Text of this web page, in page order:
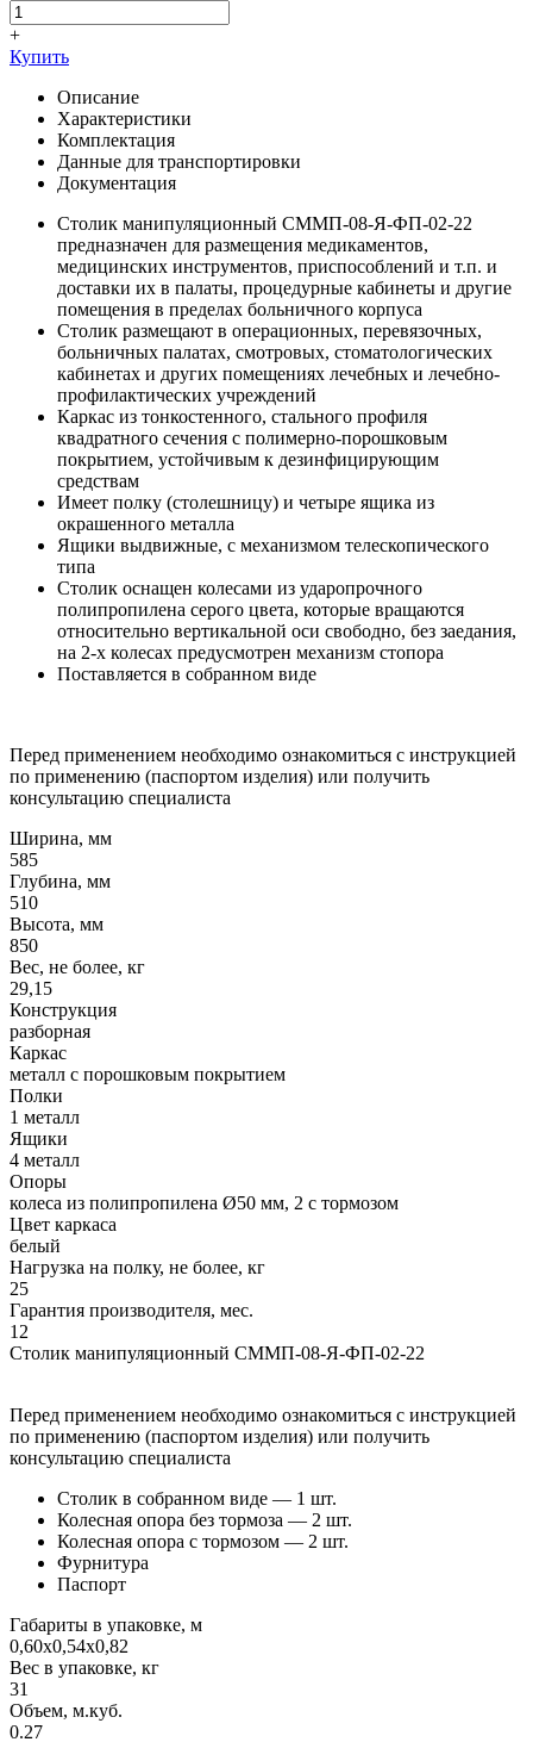
+
Купить
Описание
Характеристики
Комплектация
Данные для транспортировки
Документация
Столик манипуляционный СММП-08-Я-ФП-02-22
предназначен для размещения медикаментов,
медицинских инструментов, приспособлений и т.п. и
доставки их в палаты, процедурные кабинеты и другие
помещения в пределах больничного корпуса
Столик размещают в операционных, перевязочных,
больничных палатах, смотровых, стоматологических
кабинетах и других помещениях лечебных и лечебно-
профилактических учреждений
Каркас из тонкостенного, стального профиля
квадратного сечения с полимерно-порошковым
покрытием, устойчивым к дезинфицирующим
средствам
Имеет полку (столешницу) и четыре ящика из
окрашенного металла
Ящики выдвижные, с механизмом телескопического
типа
Столик оснащен колесами из ударопрочного
полипропилена серого цвета, которые вращаются
относительно вертикальной оси свободно, без заедания,
на 2-х колесах предусмотрен механизм стопора
Поставляется в собранном виде
Перед применением необходимо ознакомиться с инструкцией
по применению (паспортом изделия) или получить
консультацию специалиста
Ширина, мм
585
Глубина, мм
510
Высота, мм
850
Вес, не более, кг
29,15
Конструкция
разборная
Каркас
металл с порошковым покрытием
Полки
1 металл
Ящики
4 металл
Опоры
колеса из полипропилена Ø50 мм, 2 с тормозом
Цвет каркаса
белый
Нагрузка на полку, не более, кг
25
Гарантия производителя, мес.
12
Столик манипуляционный СММП-08-Я-ФП-02-22
Перед применением необходимо ознакомиться с инструкцией
по применению (паспортом изделия) или получить
консультацию специалиста
Столик в собранном виде — 1 шт.
Колесная опора без тормоза — 2 шт.
Колесная опора с тормозом — 2 шт.
Фурнитура
Паспорт
Габариты в упаковке, м
0,60х0,54х0,82
Вес в упаковке, кг
31
Объем, м.куб.
0.27